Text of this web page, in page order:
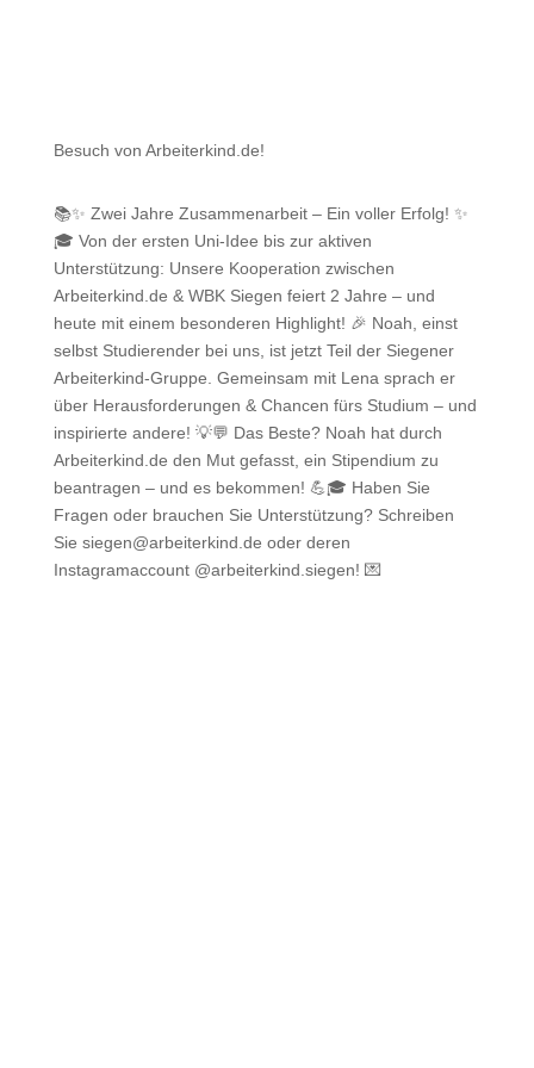
Besuch von Arbeiterkind.de!
📚✨ Zwei Jahre Zusammenarbeit – Ein voller Erfolg! ✨
🎓 Von der ersten Uni-Idee bis zur aktiven
Unterstützung: Unsere Kooperation zwischen
Arbeiterkind.de & WBK Siegen feiert 2 Jahre – und
heute mit einem besonderen Highlight! 🎉 Noah, einst
selbst Studierender bei uns, ist jetzt Teil der Siegener
Arbeiterkind-Gruppe. Gemeinsam mit Lena sprach er
über Herausforderungen & Chancen fürs Studium – und
inspirierte andere! 💡💬 Das Beste? Noah hat durch
Arbeiterkind.de den Mut gefasst, ein Stipendium zu
beantragen – und es bekommen! 💪🎓 Haben Sie
Fragen oder brauchen Sie Unterstützung? Schreiben
Sie siegen@arbeiterkind.de oder deren
Instagramaccount @arbeiterkind.siegen! 💌